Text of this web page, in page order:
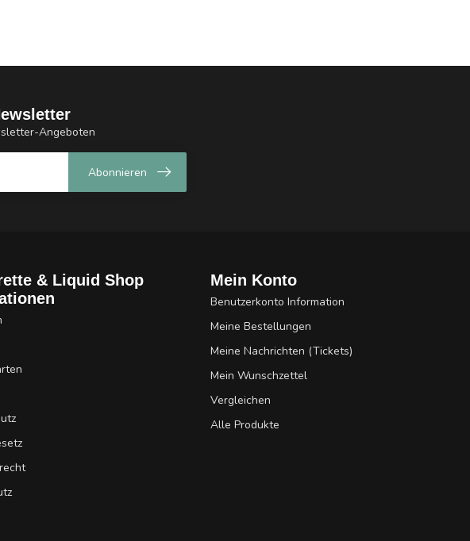
Angeboten
Abonnieren
& Liquid Shop
Mein Konto
Benutzerkonto Information
Meine Bestellungen
Meine Nachrichten (Tickets)
Mein Wunschzettel
Vergleichen
Alle Produkte